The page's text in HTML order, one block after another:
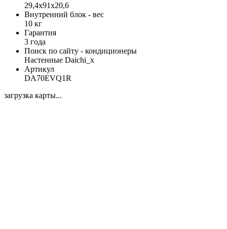
29,4х91х20,6
Внутренний блок - вес
10 кг
Гарантия
3 года
Поиск по сайту - кондиционеры
Настенные Daichi_x
Артикул
DA70EVQ1R
загрузка карты...